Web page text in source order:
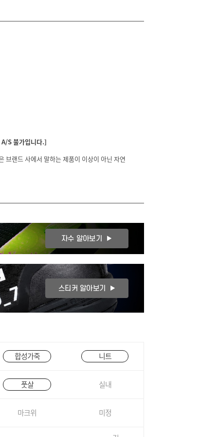
S 불가입니다.]
브랜드 사에서 말하는 제품이 이상이 아닌 자연
합성가죽 니트
풋살 실내
마크위 미정